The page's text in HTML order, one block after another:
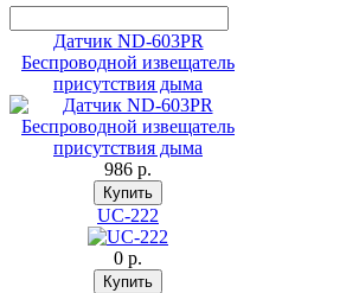
Датчик ND-603PR
Беспроводной извещатель
присутствия дыма
986 p.
UC-222
0 p.